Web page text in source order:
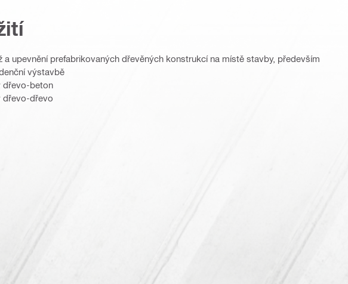
a upevnění prefabrikovaných dřevěných konstrukcí na místě stavby, především
výstavbě
dřevo-beton
dřevo-dřevo